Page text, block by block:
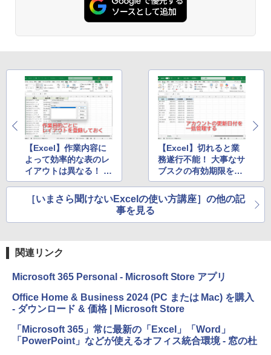
【Excel】作業内容に
よって効率的な表のレ
イアウトは異なる！ す
ばやく切り替えるテク
【Excel】切れると業
務遂行不能！ 大事なサ
ブスクの有効期限を表
で一括管理する
［いまさら聞けないExcelの使い方講座］の他の記
事を見る
関連リンク
Microsoft 365 Personal - Microsoft Store アプリ
Office Home & Business 2024 (PC または Mac) を購入
- ダウンロード & 価格 | Microsoft Store
「Microsoft 365」常に最新の「Excel」「Word」
「PowerPoint」などが使えるオフィス統合環境 - 窓の杜